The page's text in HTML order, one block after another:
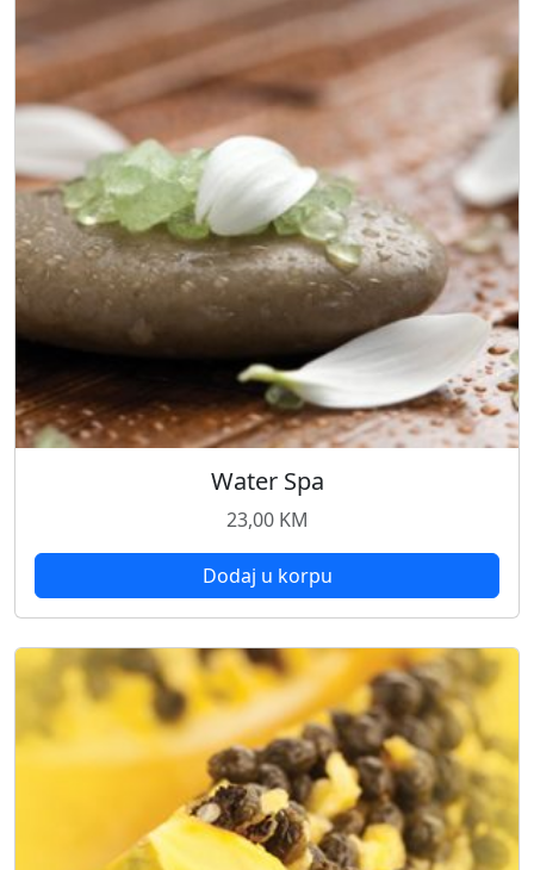
n
a
Water Spa
23,00 KM
Dodaj u korpu